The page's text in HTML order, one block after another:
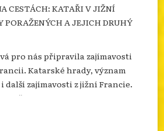
CESTÁCH: KATAŘI V JIŽNÍ
PORAŽENÝCH A JEJICH DRUHÝ
pro nás připravila zajímavosti
Katarské hrady, význam
další zajímavosti z jižní Francie.
našem webu.